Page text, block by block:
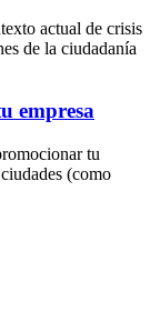
actual de crisis
de la ciudadanía
empresa
tu
(como